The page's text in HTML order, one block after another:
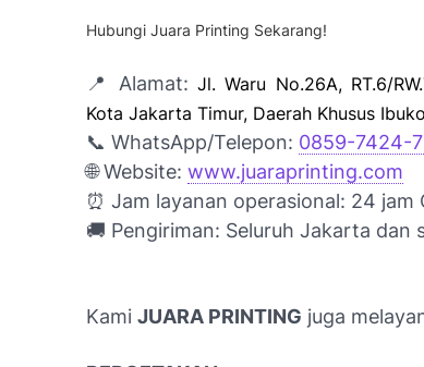
Hubungi Juara Printing Sekarang!
📍 Alamat:Jl. Waru No.26A, RT.6/
Kota Jakarta Timur, Daerah Khusus
📞 WhatsApp/Telepon: 0859-7424-
🌐 Website: www.juaraprinting.com
⏰ Jam layanan operasional: 24 jam
🚚 Pengiriman: Seluruh Jakarta dan
Kami JUARA PRINTING juga